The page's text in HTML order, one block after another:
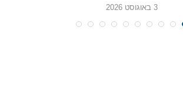
3 באוגוסט 2026